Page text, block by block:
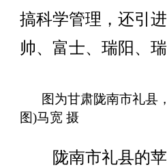
搞科学管理，还引
帅、富士、瑞阳、
图为甘肃陇南市礼县
图)马宽 摄
陇南市礼县的苹